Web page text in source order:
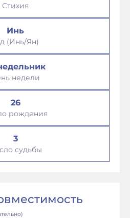
Стихия
Инь
(Инь/Ян)
недели
26
рождения
3
судьбы